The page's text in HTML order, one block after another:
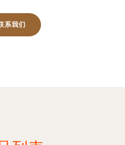
系我们